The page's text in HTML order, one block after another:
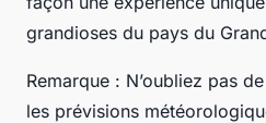
grandioses du pays du
Remarque : N’oubliez pas
les prévisions